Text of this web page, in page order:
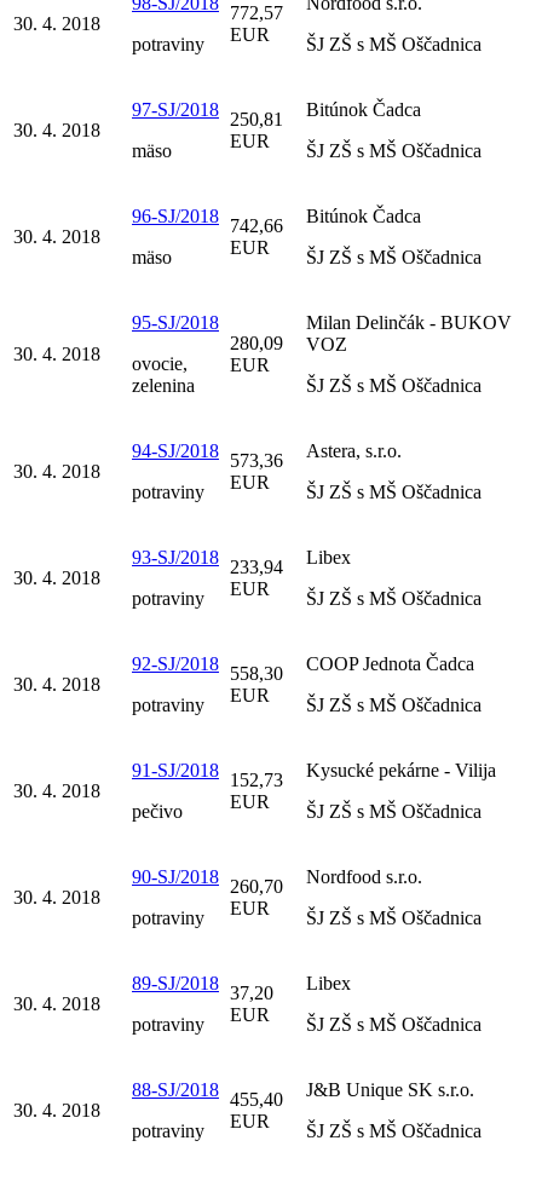
30. 4. 2018
potraviny
772,57
EUR
ŠJ ZŠ s MŠ Oščadnica
30. 4. 2018
97-SJ/2018
mäso
250,81
EUR
Bitúnok Čadca
ŠJ ZŠ s MŠ Oščadnica
30. 4. 2018
96-SJ/2018
mäso
742,66
EUR
Bitúnok Čadca
ŠJ ZŠ s MŠ Oščadnica
30. 4. 2018
95-SJ/2018
ovocie,
zelenina
280,09
EUR
Milan Delinčák - BUKOV
VOZ
ŠJ ZŠ s MŠ Oščadnica
30. 4. 2018
94-SJ/2018
potraviny
573,36
EUR
Astera, s.r.o.
ŠJ ZŠ s MŠ Oščadnica
30. 4. 2018
93-SJ/2018
potraviny
233,94
EUR
Libex
ŠJ ZŠ s MŠ Oščadnica
30. 4. 2018
92-SJ/2018
potraviny
558,30
EUR
COOP Jednota Čadca
ŠJ ZŠ s MŠ Oščadnica
30. 4. 2018
91-SJ/2018
pečivo
152,73
EUR
Kysucké pekárne - Vilija
ŠJ ZŠ s MŠ Oščadnica
30. 4. 2018
90-SJ/2018
potraviny
260,70
EUR
Nordfood s.r.o.
ŠJ ZŠ s MŠ Oščadnica
30. 4. 2018
89-SJ/2018
potraviny
37,20
EUR
Libex
ŠJ ZŠ s MŠ Oščadnica
30. 4. 2018
88-SJ/2018
potraviny
455,40
EUR
J&B Unique SK s.r.o.
ŠJ ZŠ s MŠ Oščadnica